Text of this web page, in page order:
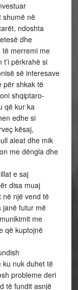
shumë në
ndoshta
dhe
të merremi me
përkrahë si
së interesave
për shkak të
shqiptaro-
që kur ka
edhe si
kësaj,
aleat dhe mik
me dëngla dhe
e saj
disa muaj
në një vend të
janë futur më
me
që kuptojnë
ku nuk duhet të
probleme deri
të fundit asnjë